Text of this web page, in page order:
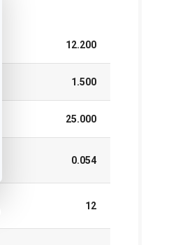
12.200
1.500
25.000
0.054
12